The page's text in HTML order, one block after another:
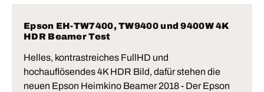
Epson EH-TW7400, TW9400 und 9400W 4K
HDR Beamer Test
Helles, kontrastreiches FullHD und
hochauflösendes 4K HDR Bild, dafür stehen die
neuen Epson Heimkino Beamer 2018 - Der Epson